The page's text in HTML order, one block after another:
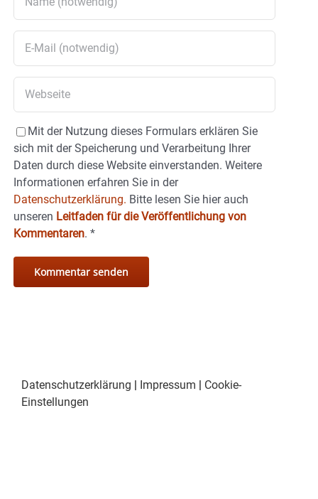
Mit der Nutzung dieses Formulars erklären Sie
sich mit der Speicherung und Verarbeitung Ihrer
Daten durch diese Website einverstanden. Weitere
Informationen erfahren Sie in der
Datenschutzerklärung. Bitte lesen Sie hier auch
unseren Leitfaden für die Veröffentlichung von
Kommentaren. *
Datenschutzerklärung | Impressum | Cookie-
Einstellungen